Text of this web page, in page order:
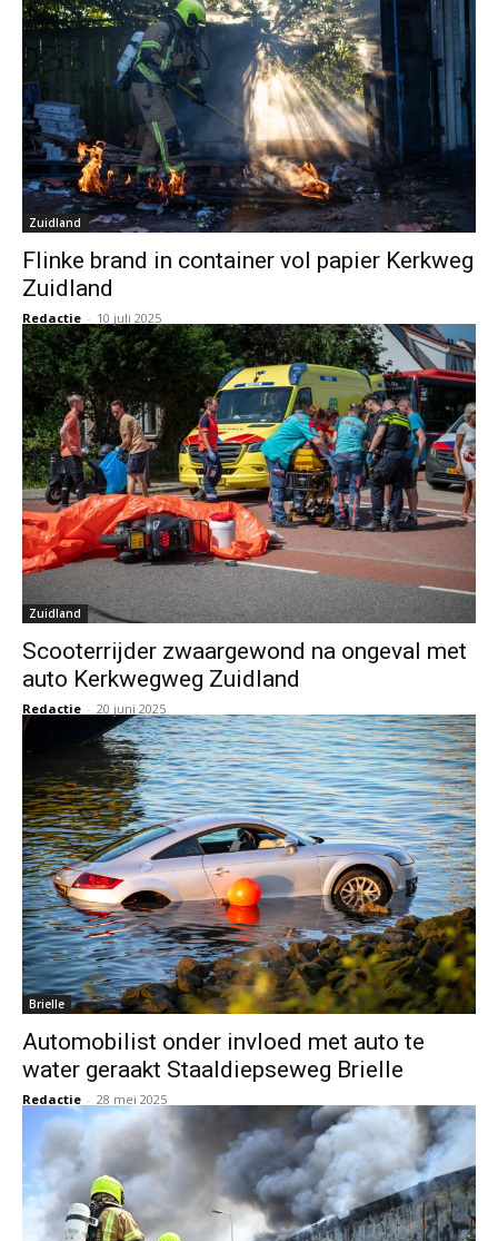
Zuidland
Flinke brand in container vol papier Kerkweg
Zuidland
Redactie - 10 juli 2025
Zuidland
Scooterrijder zwaargewond na ongeval met
auto Kerkwegweg Zuidland
Redactie - 20 juni 2025
Brielle
Automobilist onder invloed met auto te
water geraakt Staaldiepseweg Brielle
Redactie - 28 mei 2025